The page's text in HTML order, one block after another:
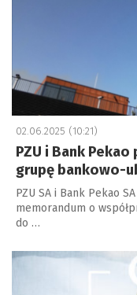
02.06.2025 (10:21)
PZU i Bank
grupę bankowo-
PZU SA i Bank Pekao
memorandum o
do …
a